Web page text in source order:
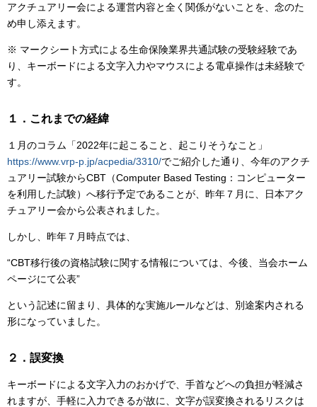
アクチュアリー会による運営内容と全く関係がないことを、念のた
め申し添えます。
※ マークシート方式による生命保険業界共通試験の受験経験であ
り、キーボードによる文字入力やマウスによる電卓操作は未経験で
す。
１．これまでの経緯
１月のコラム「2022年に起こること、起こりそうなこと」
https://www.vrp-p.jp/acpedia/3310/でご紹介した通り、今年のアクチ
ュアリー試験からCBT（Computer Based Testing：コンピューター
を利用した試験）へ移行予定であることが、昨年７月に、日本アク
チュアリー会から公表されました。
しかし、昨年７月時点では、
“CBT移行後の資格試験に関する情報については、今後、当会ホーム
ページにて公表”
という記述に留まり、具体的な実施ルールなどは、別途案内される
形になっていました。
２．誤変換
キーボードによる文字入力のおかげで、手首などへの負担が軽減さ
れますが、手軽に入力できるが故に、文字が誤変換されるリスクは